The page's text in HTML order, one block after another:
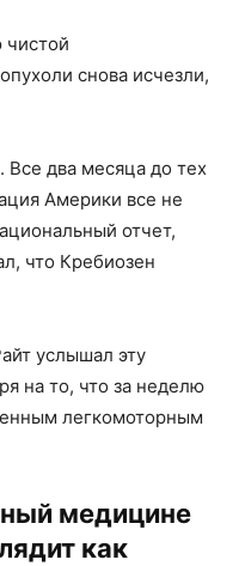
чистой
снова исчезли,
Все два месяца до тех
Америки все не
отчет,
что Кребиозен
услышал эту
на то, что за неделю
легкомоторным
медицине
как